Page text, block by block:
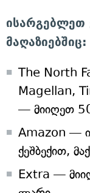
ისარგებლეთ
მაღაზიებშიც:
The North
Magellan,
— მიიღეთ
Amazon —
ქეშბექით,
Extra —